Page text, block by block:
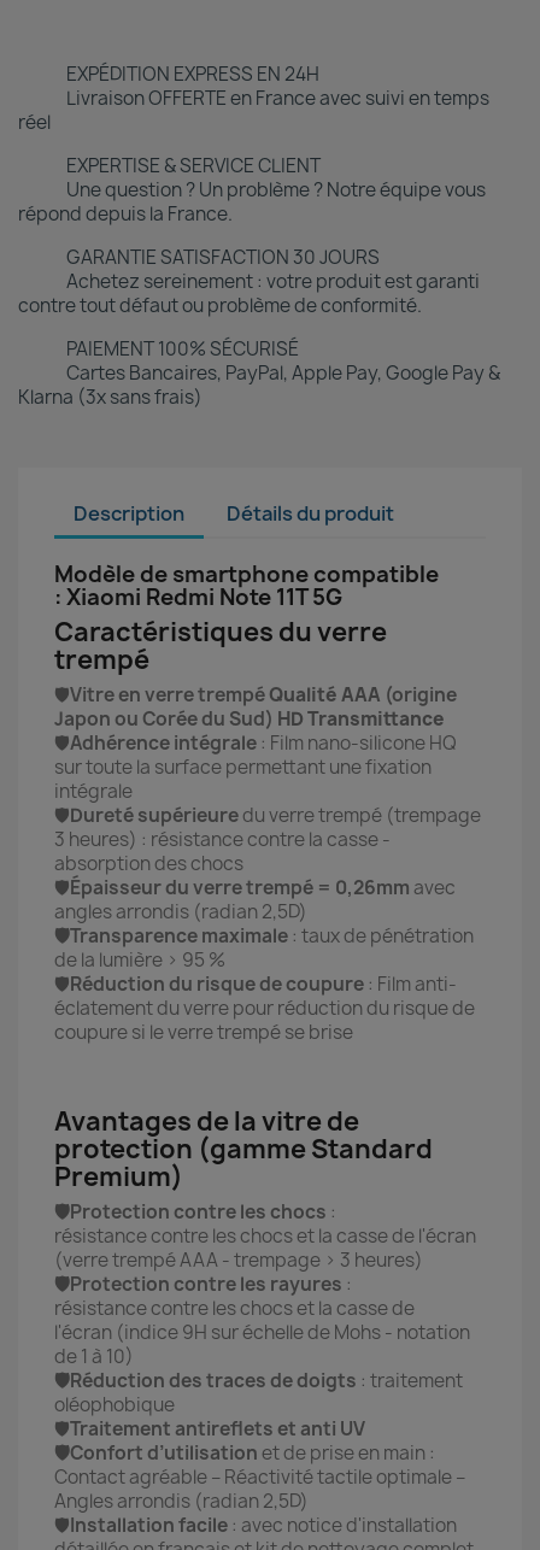
EXPÉDITION EXPRESS EN 24H
Livraison OFFERTE en France avec suivi en temps
réel
EXPERTISE & SERVICE CLIENT
Une question ? Un problème ? Notre équipe vous
répond depuis la France.
GARANTIE SATISFACTION 30 JOURS
Achetez sereinement : votre produit est garanti
contre tout défaut ou problème de conformité.
PAIEMENT 100% SÉCURISÉ
Cartes Bancaires, PayPal, Apple Pay, Google Pay &
Klarna (3x sans frais)
Description Détails du produit
Modèle de smartphone compatible
: Xiaomi Redmi Note 11T 5G
Caractéristiques du verre
trempé
🛡️Vitre en verre trempéQualité AAA (origine
Japon ou Corée du Sud) HD Transmittance
🛡️Adhérence intégrale : Film nano-silicone HQ
sur toute la surface permettant une fixation
intégrale
🛡️Dureté supérieuredu verre trempé (trempage
3 heures) : résistance contre la casse -
absorption des chocs
🛡️Épaisseur du verre trempé = 0,26mm avec
angles arrondis (radian 2,5D)
🛡️Transparence maximale : taux de pénétration
de la lumière > 95 %
🛡️Réduction du risque de coupure : Film anti-
éclatement du verre pour réduction du risque de
coupure si le verre trempé se brise
Avantages de la vitre de
protection (gamme Standard
Premium)
🛡️Protection contre les chocs :
résistance contre les chocs et la casse de l'écran
(verre trempé AAA - trempage > 3 heures)
🛡️Protection contre les rayures :
résistance contre les chocs et la casse de
l'écran (indice 9H sur échelle de Mohs - notation
de 1 à 10)
🛡️Réduction des traces de doigts : traitement
oléophobique
🛡️Traitement antireflets et anti UV
🛡️Confort d’utilisation et de prise en main :
Contact agréable – Réactivité tactile optimale –
Angles arrondis (radian 2,5D)
🛡️Installation facile : avec notice d'installation